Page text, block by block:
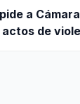
a
de